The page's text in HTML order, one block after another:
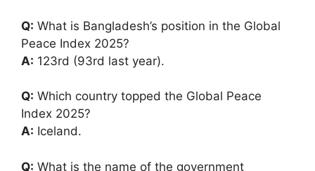
Q: What is Bangladesh’s position in the Global
Peace Index 2025?
A: 123rd (93rd last year).
Q: Which country topped the Global Peace
Index 2025?
A: Iceland.
Q: What is the name of the government